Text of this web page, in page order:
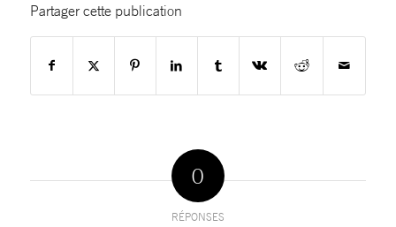
Partager cette publication
0
RÉPONSES